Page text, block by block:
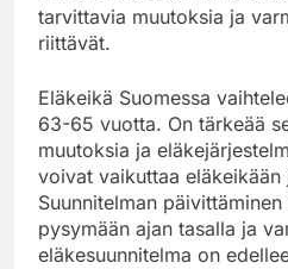
tarvittavia muutoksia ja
riittävät.
Eläkeikä Suomessa
63-65 vuotta. On tärkeää
muutoksia ja
voivat vaikuttaa eläkeikään
Suunnitelman
pysymään ajan tasalla ja
eläkesuunnitelma on